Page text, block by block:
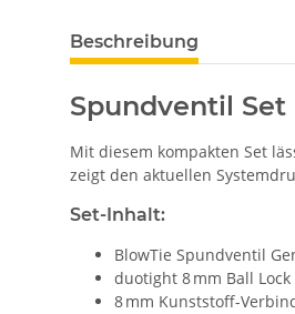
Beschreibung
Spundventil
Mit diesem kompakten Set
zeigt den aktuellen
Set-Inhalt:
BlowTie Spundventil
duotight 8 mm Ball
8 mm Kunststoff-